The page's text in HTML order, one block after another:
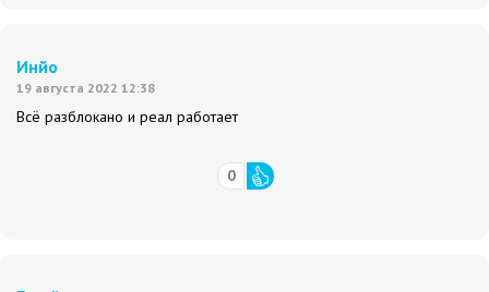
Инйо
19 августа 2022 12:38
Всё разблокано и реал работает
0